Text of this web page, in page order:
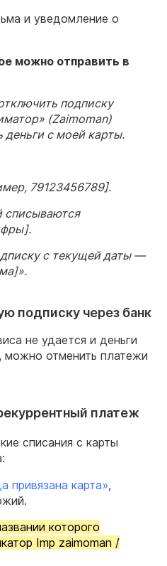
и уведомление о
можно отправить в
подписку
(Zaimoman)
деньги с моей карты.
79123456789].
списываются
с текущей даты —
подписку через банк
не удается и деньги
отменить платежи
платеж
списания с карты
привязана карта»,
которого
Imp zaimoman /